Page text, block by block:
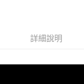
詳細說明